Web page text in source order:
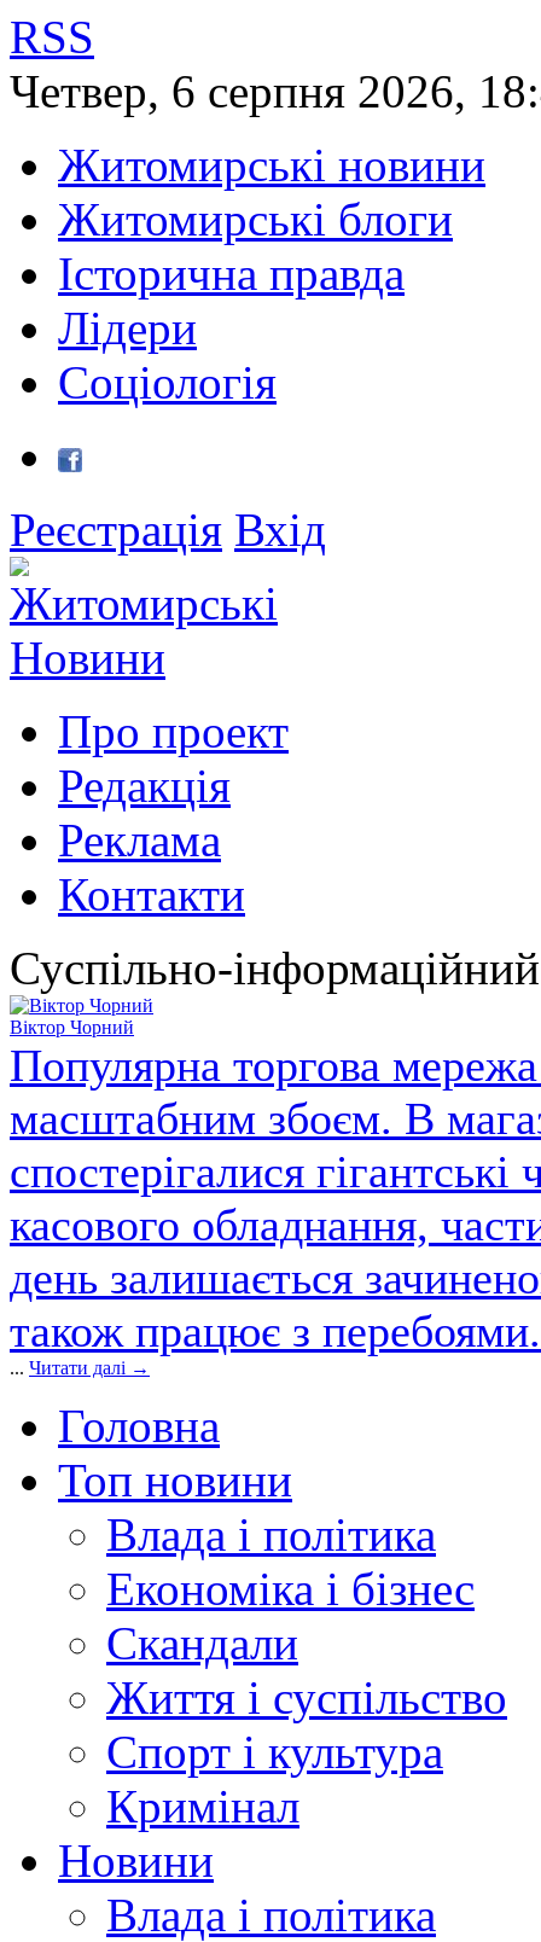
RSS
Четвер, 6 серпня 2026,
Житомирські новини
Житомирські блоги
Історична правда
Лідери
Соціологія
Реєстрація Вхід
Про проект
Редакція
Реклама
Контакти
Суспільно-
Віктор Чорний
Популярна торгова
масштабним збоєм. В
спостерігалися
касового обладнання,
день залишається
також працює з
... Читати далі →
Головна
Топ новини
Влада і політика
Економіка і бізнес
Скандали
Життя і суспільство
Спорт і культура
Кримінал
Новини
Влада і політика